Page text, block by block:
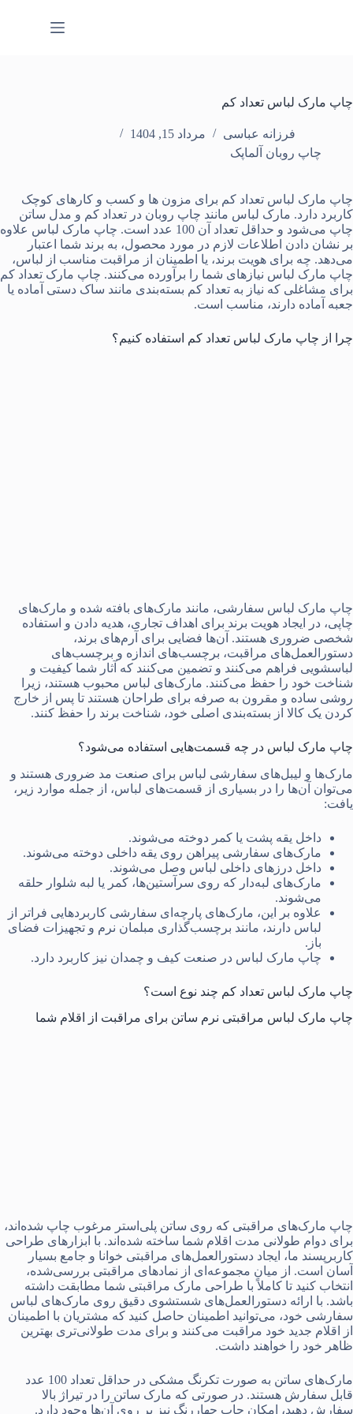
چاپ مارک لباس تعداد کم
فرزانه عباسی
مرداد 15, 1404
چاپ روبان آلماپک
چاپ مارک لباس تعداد کم برای مزون ها و کسب و کارهای کوچک
کاربرد دارد. مارک لباس مانند چاپ روبان در تعداد کم و مدل ساتن
چاپ می‌شود و حداقل تعداد آن 100 عدد است. چاپ مارک لباس علاوه
بر نشان دادن اطلاعات لازم در مورد محصول، به برند شما اعتبار
می‌دهد. چه برای هویت برند، یا اطمینان از مراقبت مناسب از لباس،
چاپ مارک لباس نیازهای شما را برآورده می‌کنند. چاپ مارک تعداد کم
برای مشاغلی که نیاز به تعداد کم بسته‌بندی مانند ساک دستی آماده یا
جعبه آماده دارند، مناسب است.
چرا از چاپ مارک لباس تعداد کم استفاده کنیم؟
چاپ مارک لباس سفارشی، مانند مارک‌های بافته شده و مارک‌‌های
چاپی، در ایجاد هویت برند برای اهداف تجاری، هدیه دادن و استفاده
شخصی ضروری هستند. آن‌ها فضایی برای آرم‌های برند،
دستورالعمل‌های مراقبت، برچسب‌های اندازه و برچسب‌های
لباسشویی فراهم می‌کنند و تضمین می‌کنند که آثار شما کیفیت و
شناخت خود را حفظ می‌کنند. مارک‌های لباس محبوب هستند، زیرا
روشی ساده و مقرون به صرفه برای طراحان هستند تا پس از خارج
کردن یک کالا از بسته‌بندی اصلی خود، شناخت برند را حفظ کنند.
چاپ مارک‌ لباس در چه قسمت‌هایی استفاده می‌شود؟
مارک‌ها و لیبل‌های سفارشی لباس برای صنعت مد ضروری هستند و
می‌توان آن‌ها را در بسیاری از قسمت‌های لباس، از جمله موارد زیر،
یافت:
داخل یقه پشت یا کمر دوخته می‌شوند.
مارک‌های سفارشی پیراهن روی یقه داخلی دوخته می‌شوند.
داخل درزهای داخلی لباس وصل می‌شوند.
مارک‌های لبه‌دار که روی سرآستین‌ها، کمر یا لبه شلوار حلقه
می‌شوند.
علاوه بر این، مارک‌های پارچه‌ای سفارشی کاربردهایی فراتر از
لباس دارند، مانند برچسب‌گذاری مبلمان نرم و تجهیزات فضای
باز.
چاپ مارک لباس در صنعت کیف و چمدان نیز کاربرد دارد.
چاپ مارک لباس تعداد کم چند نوع است؟
چاپ مارک لباس مراقبتی نرم ساتن برای مراقبت از اقلام شما
چاپ مارک‌های مراقبتی که روی ساتن پلی‌استر مرغوب چاپ شده‌اند،
برای دوام طولانی مدت اقلام شما ساخته شده‌اند. با ابزارهای طراحی
کاربرپسند ما، ایجاد دستورالعمل‌های مراقبتی خوانا و جامع بسیار
آسان است. از میان مجموعه‌ای از نمادهای مراقبتی بررسی‌شده،
انتخاب کنید تا کاملاً با طراحی مارک مراقبتی شما مطابقت داشته
باشد. با ارائه دستورالعمل‌های شستشوی دقیق روی مارک‌های لباس
سفارشی خود، می‌توانید اطمینان حاصل کنید که مشتریان با اطمینان
از اقلام جدید خود مراقبت می‌کنند و برای مدت طولانی‌تری بهترین
ظاهر خود را خواهند داشت.
مارک‌های ساتن به صورت تکرنگ مشکی در حداقل تعداد 100 عدد
قابل سفارش هستند. در صورتی که مارک ساتن را در تیراژ بالا
سفارش دهید، امکان چاپ چهاررنگ نیز بر روی آن‌ها وجود دارد.